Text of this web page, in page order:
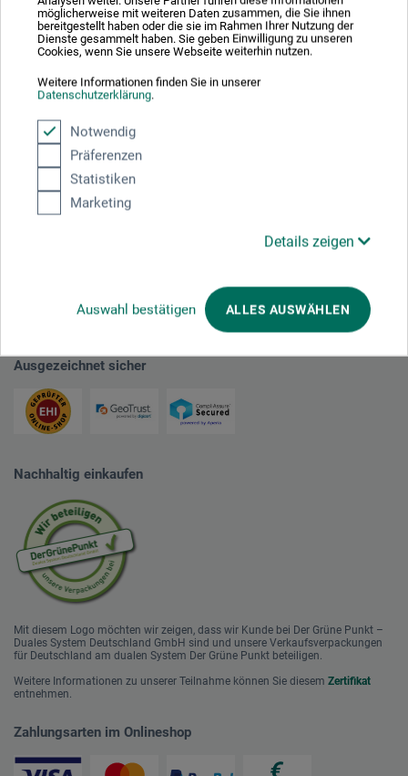
möglicherweise mit weiteren Daten zusammen, die Sie ihnen
bereitgestellt haben oder die sie im Rahmen Ihrer Nutzung der
Dienste gesammelt haben. Sie geben Einwilligung zu unseren
Cookies, wenn Sie unsere Webseite weiterhin nutzen.
Weitere Informationen finden Sie in unserer
Datenschutzerklärung.
Notwendig
Präferenzen
Statistiken
Marketing
Details zeigen
Auswahl bestätigen ALLES AUSWÄHLEN
einen mythischen Ort, dessen Reiz im Spiel von Licht, Luft und
Atmosphäre gründet: in den Wald.
Wie gewohnt hält die 35. boesnerzeitung viele weitere
Lichtblicke bereit, von Produkthighlights über unsere beliebten
Kunsträtsel bis hin zu spannenden Buchtipps. Ich wünsche
Ihnen eine unterhaltsame Lektüre.
Ab sofort ist die aktuelle boesnerzeitung kostenfrei in allen
Niederlassungen und im Versand erhältlich.
Ausgezeichnet sicher
Nachhaltig einkaufen
Mit diesem Logo möchten wir zeigen, dass wir Kunde bei Der Grüne Punkt –
Duales System Deutschland GmbH sind und unsere Verkaufsverpackungen
für Deutschland am dualen System Der Grüne Punkt beteiligen.
Weitere Informationen zu unserer Teilnahme können Sie diesem Zertifikat
entnehmen.
Zahlungsarten im Onlineshop